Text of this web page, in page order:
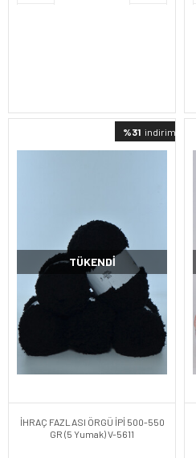
%31 indirimli
TÜKENDI
İHRAÇ FAZLASI ÖRGÜ İPİ 500-550
GR (5 Yumak) V-5611